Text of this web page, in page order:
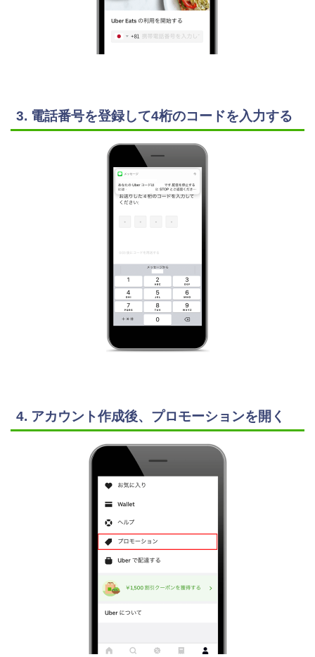
3. 電話番号を登録して4桁のコードを入力する
4. アカウント作成後、プロモーションを開く